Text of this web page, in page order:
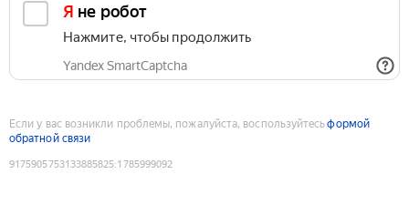
Я не робот
Нажмите, чтобы продолжить
Yandex SmartCaptcha
Если у вас возникли проблемы, пожалуйста, воспользуйтесьформой
обратной связи
9175905753133885825:1785999092